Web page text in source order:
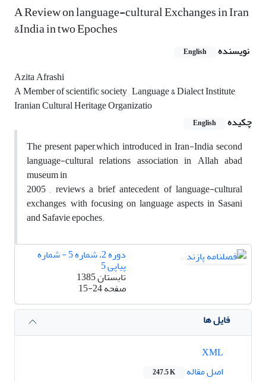
A Review on language-cultural Exchanges in Iran
&India in two Epoches
نویسنده English
Azita Afrashi
A Member of scientific society , Language & Dialect Institute,
Iranian Cultural Heritage Organizatio
چکیده
English
The present paper,which introduced in Iran-India second
language-cultural relations association in Allah abad
museum in
2005 , reviews a brief antecedent of language-cultural
exchanges, with focusing on language aspects in Sasani
and Safavie epoches.
دوره 2، شماره 5 - شماره
پیاپی 5
تابستان 1385
صفحه15-24
فایل ها
اصل مقاله
247.5 K